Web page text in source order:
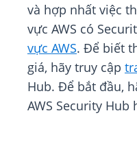
và hợp nhất việc
vực AWS có
vực AWS. Để biết
giá, hãy truy cập
Hub. Để bắt đầu,
AWS Security Hub